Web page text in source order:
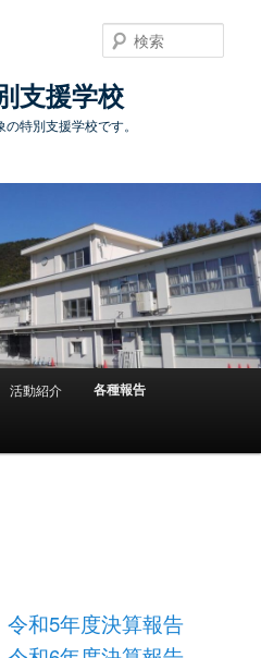
支援学校
特別支援学校です。
索
活動紹介 各種報告
令和5年度決算報告